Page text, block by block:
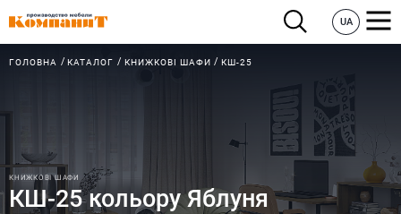
UA
ГОЛОВНА КАТАЛОГ КНИЖКОВІ ШАФИ КШ-25
КНИЖКОВІ ШАФИ
КШ-25 кольору Яблуня